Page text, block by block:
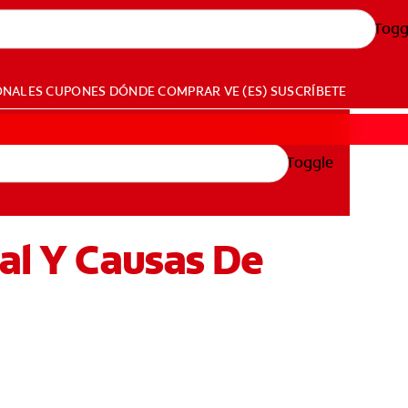
CUPONES DÓNDE COMPRAR VE (ES) SUSCRÍBETE
Toggle
Y Causas De